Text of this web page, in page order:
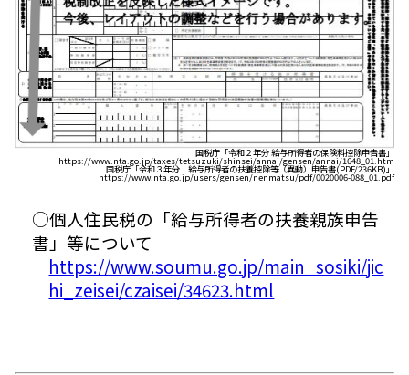
国税庁「令和２年分 給与所得者の保険料控除申告書」
https://www.nta.go.jp/taxes/tetsuzuki/shinsei/annai/gensen/annai/1648_01.htm
国税庁「令和３年分 給与所得者の扶養控除等（異動）申告書(PDF/236KB)」
https://www.nta.go.jp/users/gensen/nenmatsu/pdf/0020006-088_01.pdf
○個人住民税の「給与所得者の扶養親族申告
書」等について
https://www.soumu.go.jp/main_sosiki/jic
hi_zeisei/czaisei/34623.html